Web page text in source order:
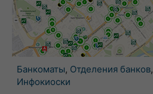
Банкоматы, Отделения банков,
Инфокиоски